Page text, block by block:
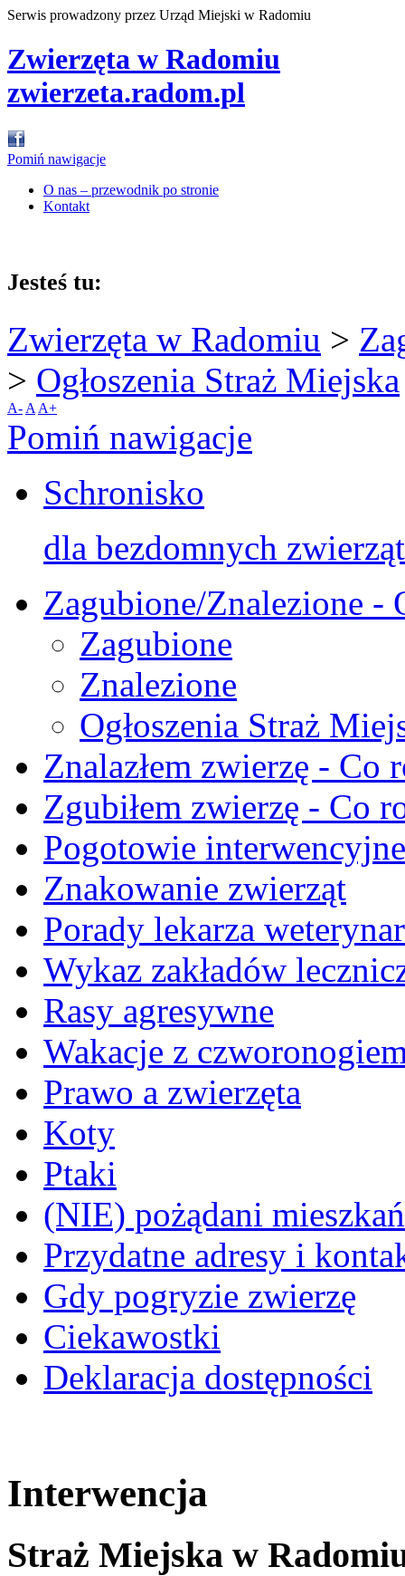
Serwis prowadzony przez Urząd Miejski w Radomiu
Zwierzęta w Radomiu
zwierzeta.radom.pl
Pomiń nawigacje
O nas – przewodnik po stronie
Kontakt
Jesteś tu:
Zwierzęta w Radomiu >
> Ogłoszenia Straż Miejska
A- A A+
Pomiń nawigacje
Schronisko
dla bezdomnych zwierząt
Zagubione/Znalezione -
Zagubione
Znalezione
Ogłoszenia Straż
Znalazłem zwierzę - Co
Zgubiłem zwierzę - Co
Pogotowie interwencyjne
Znakowanie zwierząt
Porady lekarza
Wykaz zakładów
Rasy agresywne
Wakacje z
Prawo a zwierzęta
Koty
Ptaki
(NIE) pożądani
Przydatne adresy i
Gdy pogryzie zwierzę
Ciekawostki
Deklaracja dostępności
Interwencja
Straż Miejska w